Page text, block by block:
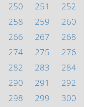
250 251
252
258 259
260
266 267
268
274 275
276
282 283
284
290 291
292
298 299
300